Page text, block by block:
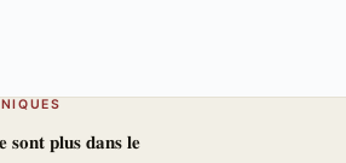
𝐩𝐥𝐮𝐬 𝐝𝐚𝐧𝐬 𝐥𝐞